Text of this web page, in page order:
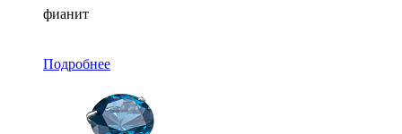
фианит
Подробнее